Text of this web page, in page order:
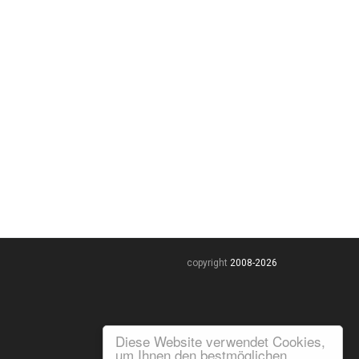
Diese Website verwendet Cookies,
um Ihnen den bestmöglichen
copyright 2008-2026